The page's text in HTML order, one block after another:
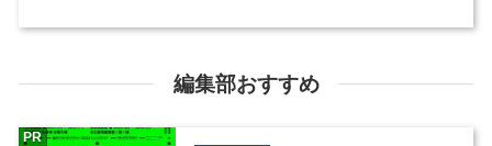
編集部おすすめ
PR